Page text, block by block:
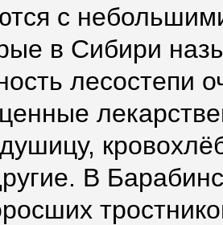
с
в Сибири
лесостепи
ценные
В